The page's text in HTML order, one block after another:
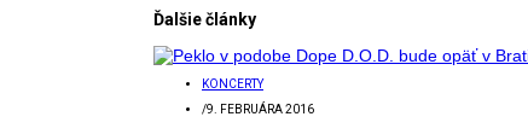
Ďalšie články
KONCERTY
/9. FEBRUÁRA 2016